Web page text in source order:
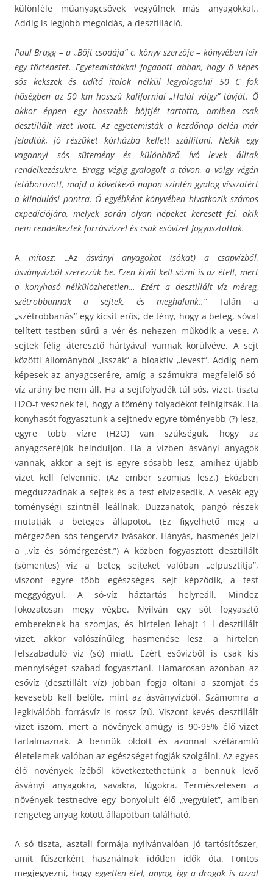
különféle műanyagcsövek vegyülnek más anyagokkal..
Addig is legjobb megoldás, a desztilláció.
Paul Bragg – a „Böjt csodája” c. könyv szerzője – könyvében leír
egy történetet. Egyetemistákkal fogadott abban, hogy ő képes
sós kekszek és üdítő italok nélkül legyalogolni 50 C fok
hőségben az 50 km hosszú kaliforniai „Halál völgy” távját. Ő
akkor éppen egy hosszabb böjtjét tartotta, amiben csak
desztillált vizet ivott. Az egyetemisták a kezdőnap delén már
feladták, jó részüket kórházba kellett szállítani. Nekik egy
vagonnyi sós sütemény és különböző ívó levek álltak
rendelkezésükre. Bragg végig gyalogolt a távon, a völgy végén
letáborozott, majd a következő napon szintén gyalog visszatért
a kiindulási pontra. Ő egyébként könyvében hivatkozik számos
expedíciójára, melyek során olyan népeket keresett fel, akik
nem rendelkeztek forrásvízzel és csak esővizet fogyasztottak.
A mítosz: „Az ásványi anyagokat (sókat) a csapvízből,
ásványvízből szerezzük be. Ezen kívül kell sózni is az ételt, mert
a konyhasó nélkülözhetetlen… Ezért a desztillált víz méreg,
szétrobbannak a sejtek, és meghalunk..” Talán a
„szétrobbanás” egy kicsit erős, de tény, hogy a beteg, sóval
telített testben sűrű a vér és nehezen működik a vese. A
sejtek félig áteresztő hártyával vannak körülvéve. A sejt
közötti állományból „isszák” a bioaktív „levest”. Addig nem
képesek az anyagcserére, amíg a számukra megfelelő só-
víz arány be nem áll. Ha a sejtfolyadék túl sós, vizet, tiszta
H2O-t vesznek fel, hogy a tömény folyadékot felhígítsák. Ha
konyhasót fogyasztunk a sejtnedv egyre töményebb (?) lesz,
egyre több vízre (H2O) van szükségük, hogy az
anyagcseréjük beinduljon. Ha a vízben ásványi anyagok
vannak, akkor a sejt is egyre sósabb lesz, amihez újabb
vizet kell felvennie. (Az ember szomjas lesz.) Eközben
megduzzadnak a sejtek és a test elvizesedik. A vesék egy
töménységi szintnél leállnak. Duzzanatok, pangó részek
mutatják a beteges állapotot. (Ez figyelhető meg a
mérgezően sós tengervíz ivásakor. Hányás, hasmenés jelzi
a „víz és sómérgezést.”) A közben fogyasztott desztillált
(sómentes) víz a beteg sejteket valóban „elpusztítja”,
viszont egyre több egészséges sejt képződik, a test
meggyógyul. A só-víz háztartás helyreáll. Mindez
fokozatosan megy végbe. Nyilván egy sót fogyasztó
embereknek ha szomjas, és hirtelen lehajt 1 l desztillált
vizet, akkor valószínűleg hasmenése lesz, a hirtelen
felszabaduló víz (só) miatt. Ezért esővízből is csak kis
mennyiséget szabad fogyasztani. Hamarosan azonban az
esővíz (desztillált víz) jobban fogja oltani a szomjat és
kevesebb kell belőle, mint az ásványvízből. Számomra a
legkiválóbb forrásvíz is rossz ízű. Viszont kevés desztillált
vizet iszom, mert a növények amúgy is 90-95% élő vizet
tartalmaznak. A bennük oldott és azonnal szétáramló
életelemek valóban az egészséget fogják szolgálni. Az egyes
élő növények ízéből következtethetünk a bennük levő
ásványi anyagokra, savakra, lúgokra. Természetesen a
növények testnedve egy bonyolult élő „vegyület”, amiben
rengeteg anyag kötött állapotban található.
A só tiszta, asztali formája nyilvánvalóan jó tartósítószer,
amit fűszerként használnak időtlen idők óta. Fontos
megjegyezni, hogy egyetlen étel, anyag, így a drogok is azzal